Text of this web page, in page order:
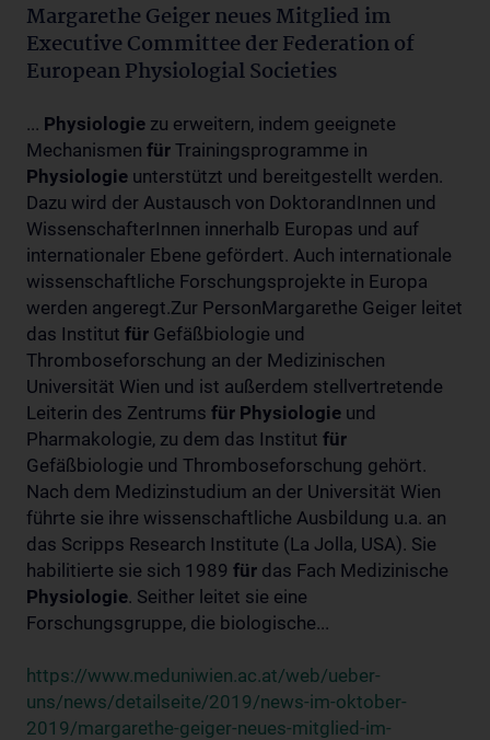
Margarethe Geiger neues Mitglied im
Executive Committee der Federation of
European Physiologial Societies
... Physiologie zu erweitern, indem geeignete
Mechanismen für Trainingsprogramme in
Physiologie unterstützt und bereitgestellt werden.
Dazu wird der Austausch von DoktorandInnen und
WissenschafterInnen innerhalb Europas und auf
internationaler Ebene gefördert. Auch internationale
wissenschaftliche Forschungsprojekte in Europa
werden angeregt.Zur PersonMargarethe Geiger leitet
das Institut für Gefäßbiologie und
Thromboseforschung an der Medizinischen
Universität Wien und ist außerdem stellvertretende
Leiterin des Zentrums für Physiologie und
Pharmakologie, zu dem das Institut für
Gefäßbiologie und Thromboseforschung gehört.
Nach dem Medizinstudium an der Universität Wien
führte sie ihre wissenschaftliche Ausbildung u.a. an
das Scripps Research Institute (La Jolla, USA). Sie
habilitierte sie sich 1989 für das Fach Medizinische
Physiologie. Seither leitet sie eine
Forschungsgruppe, die biologische...
https://www.meduniwien.ac.at/web/ueber-
uns/news/detailseite/2019/news-im-oktober-
2019/margarethe-geiger-neues-mitglied-im-